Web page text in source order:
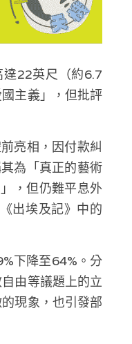
22英尺（約6.7
主義」，但批評
亮相，因付款糾
為「真正的藝術
，但仍難平息外
出埃及記》中的
下降至64%。分
由等議題上的立
現象，也引發部